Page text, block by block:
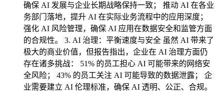
确保 AI 发展与企业长期战略保持一致； 推动 AI 在各业
务部门落地，提升 AI 在实际业务流程中的应用深度；
强化 AI 风险管理，确保 AI 应用在数据安全和监管方面
的合规性。 3. AI 治理：平衡速度与安全 虽然 AI 带来了
极大的商业价值，但报告指出，企业在 AI 治理方面仍
存在诸多挑战： 51% 的员工担心 AI 可能带来的网络安
全风险； 43% 的员工关注 AI 可能导致的数据泄露； 企
业需要建立 AI 伦理标准，确保 AI 透明、公正、合规。